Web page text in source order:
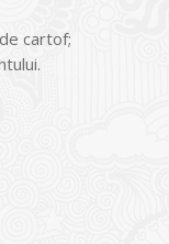
cartof;